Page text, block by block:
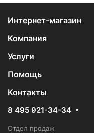
Интернет-магазин
Компания
Услуги
Помощь
Контакты
8 495 921-34-34
Отдел продаж